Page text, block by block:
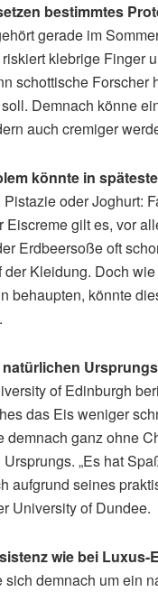
bestimmtes
gerade im
klebrige Finger
schottische
Demnach könne
auch cremiger
könnte in
Pistazie oder Joghurt:
Eiscreme gilt es, vor
Erdbeersoße oft
der Kleidung. Doch
behaupten, könnte
Ursprungs
of Edinburgh
das Eis weniger
demnach ganz ohne
„Es hat
aufgrund seines
University of Dundee.
wie bei Luxus-
sich demnach um ein